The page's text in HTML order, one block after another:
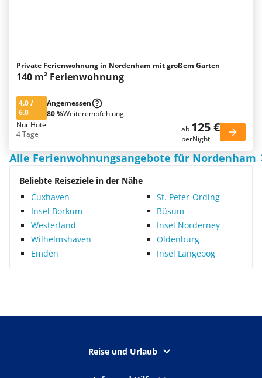
Private Ferienwohnung in Nordenham mit großem Garten
140 m² Ferienwohnung
4.0/
6.0
Angemessen
80 %Weiterempfehlung
Nur Hotel
4 Tage
ab 125 €
perNight
Alle Ferienwohnungsangebote für Nordenham
Beliebte Reiseziele in der Nähe
Cuxhaven
St. Peter-Ording
Insel Borkum
Büsum
Westerland
Insel Norderney
Wilhelmshaven
Oldenburg
Emden
Insel Langeoog
Reise und Urlaub